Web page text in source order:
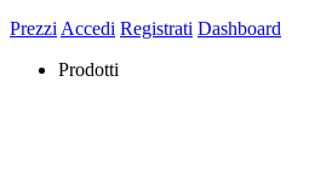
Prezzi Accedi Registrati Dashboard
Prodotti